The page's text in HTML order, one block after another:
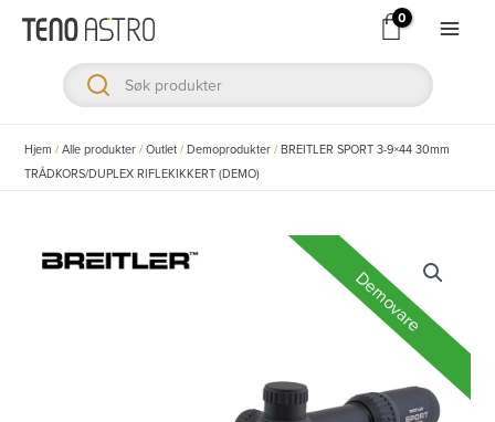
Hopp
innholdet
Hjem /Alle produkter /Outlet /Demoprodukter /BREITLER SPORT 3-9×44 30mm
TRÅDKORS/DUPLEX RIFLEKIKKERT (DEMO)
Demovare